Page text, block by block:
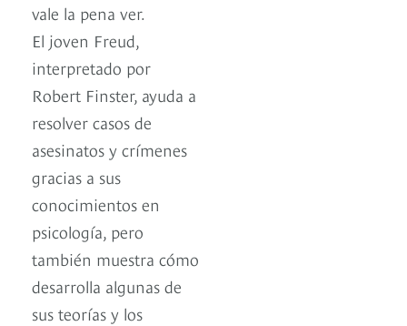
vale la pena ver.
El joven Freud,
interpretado por
Robert Finster, ayuda a
resolver casos de
asesinatos y crímenes
gracias a sus
conocimientos en
psicología, pero
también muestra cómo
desarrolla algunas de
sus teorías y los